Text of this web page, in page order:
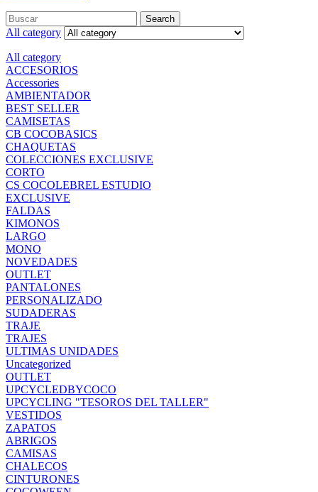
Search
for:
Search
All category
All category
ACCESORIOS
Accessories
AMBIENTADOR
BEST SELLER
CAMISETAS
CB COCOBASICS
CHAQUETAS
COLECCIONES EXCLUSIVE
CORTO
CS COCOLEBREL ESTUDIO
EXCLUSIVE
FALDAS
KIMONOS
LARGO
MONO
NOVEDADES
OUTLET
PANTALONES
PERSONALIZADO
SUDADERAS
TRAJE
TRAJES
ULTIMAS UNIDADES
Uncategorized
OUTLET
UPCYCLEDBYCOCO
UPCYCLING "TESOROS DEL TALLER"
VESTIDOS
ZAPATOS
ABRIGOS
CAMISAS
CHALECOS
CINTURONES